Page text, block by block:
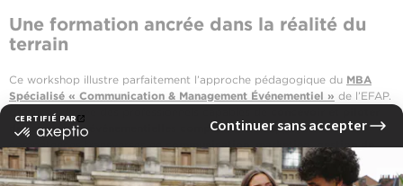
Une formation ancrée dans la réalité du
terrain
Ce workshop illustre parfaitement l’approche pédagogique du MBA
Spécialisé « Communication & Management Événementiel » de l’EFAP.
Ce cursus forme des professionnels capables de
des stratégies événementielles complexes, en s’appuyant sur des
compétences transverses encommunication,marketing,gestion de
projet etproduction.